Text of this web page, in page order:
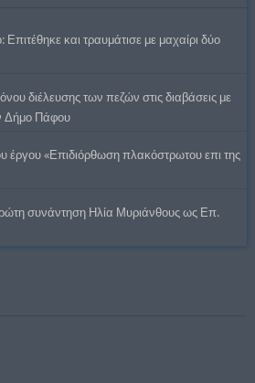
και τραυμάτισε με μαχαίρι δύο
διέλευσης των πεζών στις διαβάσεις με
Δήμο Πάφου
έργου «Επιδιόρθωση πλακόστρωτου επι της
συνάντηση Ηλία Μυριάνθους ως Επ.